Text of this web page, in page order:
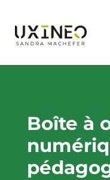
Aller
au
Boîte à